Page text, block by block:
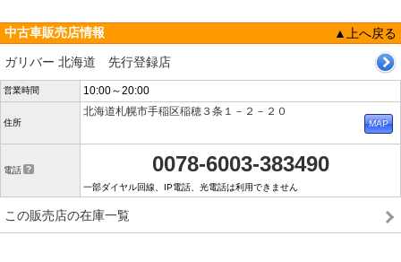
中古車販売店情報
▲上へ戻る
ガリバー 北海道 先行登録店
営業時間 10:00～20:00
住所
北海道札幌市手稲区稲穂３条１－２－２０
電話 0078-6003-383490
一部ダイヤル回線、IP電話、光電話は利用できません
この販売店の在庫一覧